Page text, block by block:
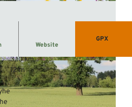
© Mittelweser-Touristik GmbH |CC-BY
Website
GPX
3,10 km
12 m